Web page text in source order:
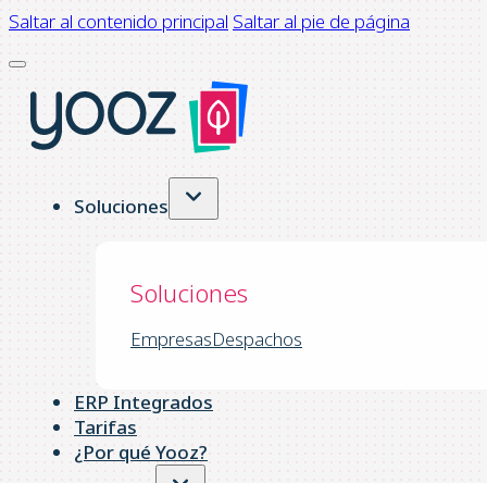
Saltar al contenido principal Saltar al pie de página
Soluciones
Soluciones
EmpresasDespachos
ERP Integrados
Tarifas
¿Por qué Yooz?